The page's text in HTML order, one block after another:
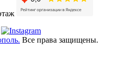
Все права защищены.